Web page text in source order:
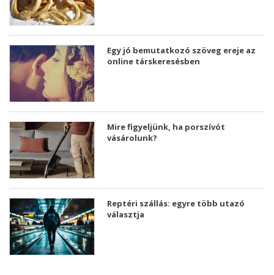
Egy jó bemutatkozó szöveg ereje az
online társkeresésben
Mire figyeljünk, ha porszívót
vásárolunk?
Reptéri szállás: egyre több utazó
választja